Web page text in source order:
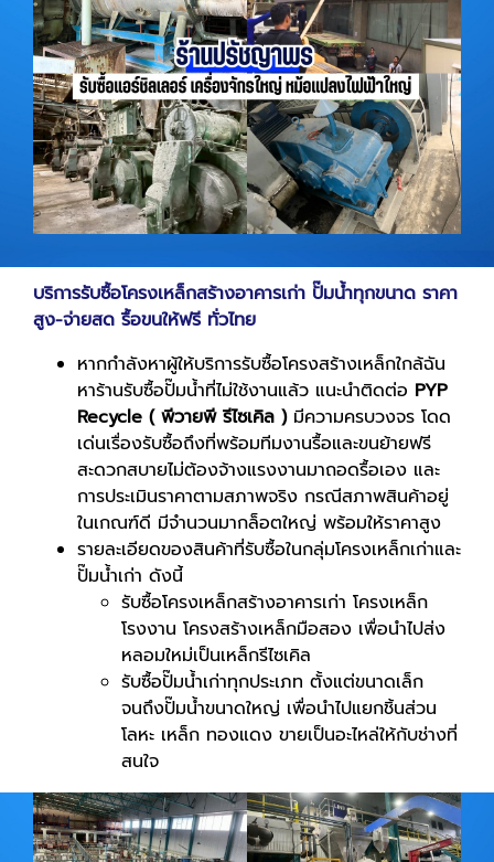
บริการรับซื้อโครงเหล็กสร้างอาคารเก่า ปั๊มน้ำทุกขนาด ราคา
สูง-จ่ายสด รื้อขนให้ฟรี ทั่วไทย
หากกำลังหาผู้ให้บริการรับซื้อโครงสร้างเหล็กใกล้ฉัน
หาร้านรับซื้อปั๊มน้ำที่ไม่ใช้งานแล้ว แนะนำติดต่อ PYP
Recycle ( พีวายพี รีไซเคิล )มีความครบวงจร โดด
เด่นเรื่องรับซื้อถึงที่พร้อมทีมงานรื้อและขนย้ายฟรี
สะดวกสบายไม่ต้องจ้างแรงงานมาถอดรื้อเอง และ
การประเมินราคาตามสภาพจริง กรณีสภาพสินค้าอยู่
ในเกณฑ์ดี มีจำนวนมากล็อตใหญ่ พร้อมให้ราคาสูง
รายละเอียดของสินค้าที่รับซื้อในกลุ่มโครงเหล็กเก่าและ
ปั๊มน้ำเก่า ดังนี้
รับซื้อโครงเหล็กสร้างอาคารเก่า โครงเหล็ก
โรงงาน โครงสร้างเหล็กมือสอง เพื่อนำไปส่ง
หลอมใหม่เป็นเหล็กรีไซเคิล
รับซื้อปั๊มน้ำเก่าทุกประเภท ตั้งแต่ขนาดเล็ก
จนถึงปั๊มน้ำขนาดใหญ่ เพื่อนำไปแยกชิ้นส่วน
โลหะ เหล็ก ทองแดง ขายเป็นอะไหล่ให้กับช่างที่
สนใจ